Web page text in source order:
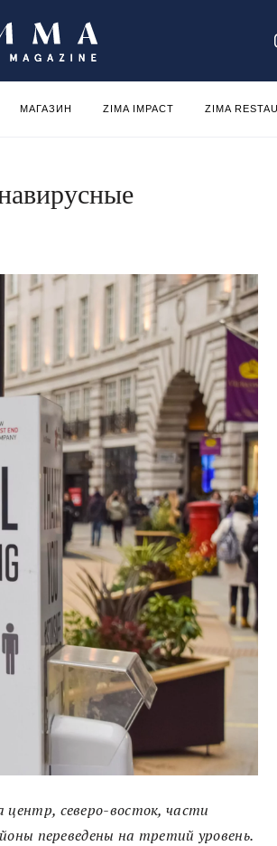
МАГАЗИН ZIMA IMPACT ZIMA
северо-восток, части
переведены на третий уровень.